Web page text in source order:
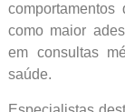
como maior
em consultas
saúde.